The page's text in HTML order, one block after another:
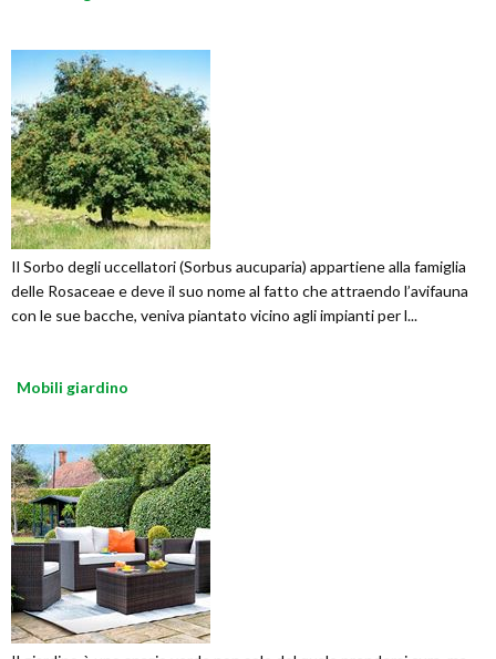
Il Sorbo degli uccellatori (Sorbus aucuparia) appartiene alla famiglia
delle Rosaceae e deve il suo nome al fatto che attraendo l’avifauna
con le sue bacche, veniva piantato vicino agli impianti per l...
Mobili giardino